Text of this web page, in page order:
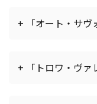
+ 「オート・サ
+ 「トロワ・ヴ